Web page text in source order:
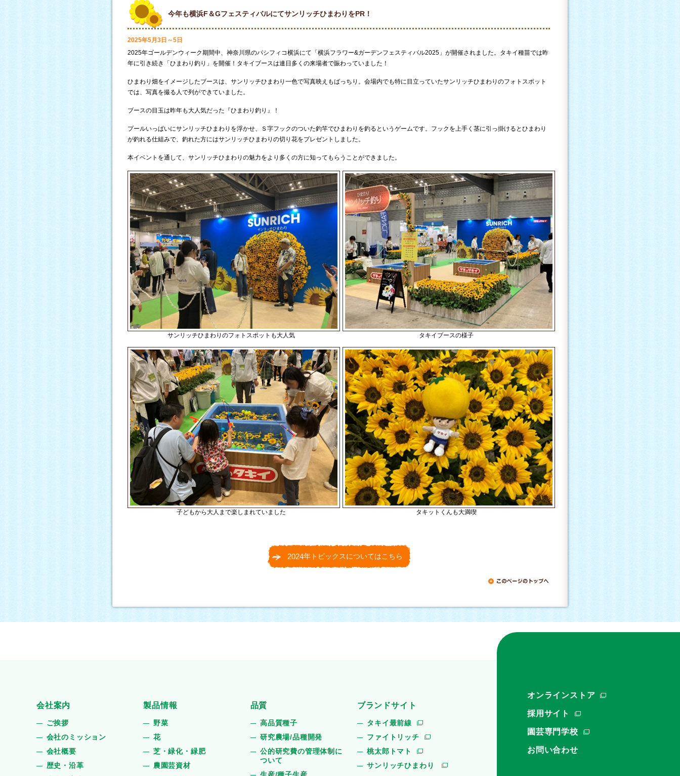
今年も横浜F＆GフェスティバルにてサンリッチひまわりをPR！
2025年5月3日～5日
2025年ゴールデンウィーク期間中、神奈川県のパシフィコ横浜にて「横浜フラワー&ガーデンフェスティバル2025」が開催されました。タキイ種苗では昨
年に引き続き「ひまわり釣り」を開催！タキイブースは連日多くの来場者で賑わっていました！
ひまわり畑をイメージしたブースは、サンリッチひまわり一色で写真映えもばっちり。会場内でも特に目立っていたサンリッチひまわりのフォトスポット
では、写真を撮る人で列ができていました。
ブースの目玉は昨年も大人気だった『ひまわり釣り』！
プールいっぱいにサンリッチひまわりを浮かせ、Ｓ字フックのついた釣竿でひまわりを釣るというゲームです。フックを上手く茎に引っ掛けるとひまわり
が釣れる仕組みで、釣れた方にはサンリッチひまわりの切り花をプレゼントしました。
本イベントを通して、サンリッチひまわりの魅力をより多くの方に知ってもらうことができました。
サンリッチひまわりのフォトスポットも大人気 タキイブースの様子
子どもから大人まで楽しまれていました タキットくんも大満喫
2024年トピックスについてはこちら
会社案内
ご挨拶
会社のミッション
会社概要
歴史・沿革
製品情報
野菜
花
芝・緑化・緑肥
農園芸資材
品質
高品質種子
研究農場/品種開発
公的研究費の管理体制に
ついて
生産/種子生産
ブランドサイト
タキイ最前線
ファイトリッチ
桃太郎トマト
サンリッチひまわり
オンラインストア
採用サイト
園芸専門学校
お問い合わせ